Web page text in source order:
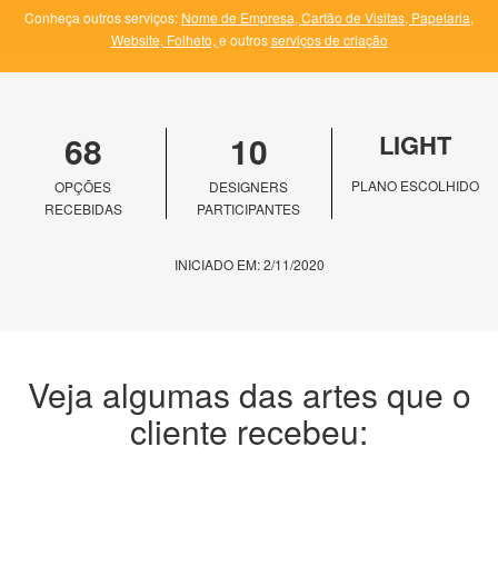
Conheça outros serviços: Nome de Empresa, Cartão de Visitas, Papelaria,
Website, Folheto, e outrosserviços de criação
68
OPÇÕES
RECEBIDAS
10
DESIGNERS
PARTICIPANTES
LIGHT
PLANO ESCOLHIDO
INICIADO EM: 2/11/2020
Veja algumas das artes que o
cliente recebeu: